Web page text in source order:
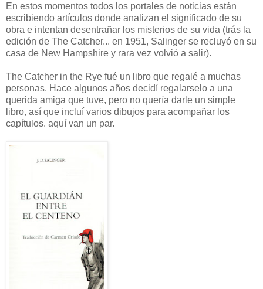
En estos momentos todos los portales de noticias están
escribiendo artículos donde analizan el significado de su
obra e intentan desentrañar los misterios de su vida (trás la
edición de The Catcher... en 1951, Salinger se recluyó en su
casa de New Hampshire y rara vez volvió a salir).
The Catcher in the Rye fué un libro que regalé a muchas
personas. Hace algunos años decidí regalarselo a una
querida amiga que tuve, pero no quería darle un simple
libro, así que incluí varios dibujos para acompañar los
capítulos. aquí van un par.